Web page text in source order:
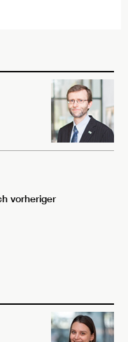
vorheriger